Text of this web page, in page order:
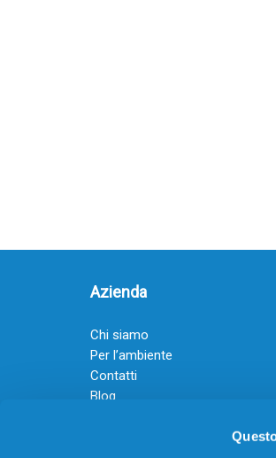
Azienda
Chi siamo
Per l’ambiente
Contatti
Blog
Guadagna con il Dropship